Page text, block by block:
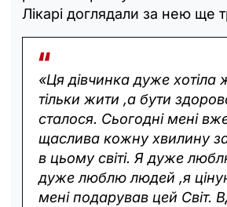
Лікарі доглядали за нею ще
«Ця дівчинка дуже хотіла
тільки жити ,а бути
сталося. Сьогодні мені
щаслива кожну хвилину
в цьому світі. Я дуже
дуже люблю людей ,я
мені подарував цей Світ.